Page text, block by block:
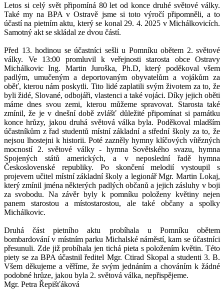
Letos si celý svět připomíná 80 let od konce druhé světové války.
Také my na BPA v Ostravě jsme si toto výročí připomněli, a to
účastí na pietním aktu, který se konal 29. 4. 2025 v Michálkovicích.
Samotný akt se skládal ze dvou částí.
Před 13. hodinou se účastníci sešli u Pomníku obětem 2. světové
války. Ve 13:00 promluvil k veřejnosti starosta obce Ostravy
Michálkovic Ing. Martin Juroška, Ph.D, který poděkoval všem
padlým, umučeným a deportovaným obyvatelům a vojákům za
oběť, kterou nám poskytli. Tito lidé zaplatili svým životem za to, že
byli židé, Slované, odbojáři, vlastenci a také vojáci. Díky jejich oběti
máme dnes svou zemi, kterou můžeme spravovat. Starosta také
zmínil, že je v dnešní době zvlášť důležité připomínat si památku
konce hrůzy, jakou druhá světová válka byla. Poděkoval mladším
účastníkům z řad studentů místní základní a střední školy za to, že
nejsou lhostejni k historii. Poté zazněly hymny klíčových vítězných
mocností 2. světové války - hymna Sovětského svazu, hymna
Spojených států amerických, a v neposlední řadě hymna
Československé republiky. Po skončení melodií vystoupil s
projevem učitel místní základní školy a legionář Mgr. Martin Lokaj,
který zmínil jména některých padlých občanů a jejich zásluhy v boji
za svobodu. Na závěr byly k pomníku položeny květiny nejen
panem starostou a místostarostou, ale také občany a spolky
Michálkovic.
Druhá část pietního aktu probíhala u Pomníku obětem
bombardování v místním parku Michalské náměstí, kam se účastníci
přesunuli. Zde již probíhala jen tichá pieta s položením květin. Této
piety se za BPA účastnil ředitel Mgr. Ctirad Skopal a studenti 3. B.
Všem děkujeme a věříme, že svým jednáním a chováním k žádné
podobné hrůze, jakou byla 2. světová válka, nepřispějeme.
Mgr. Petra Řepišťáková